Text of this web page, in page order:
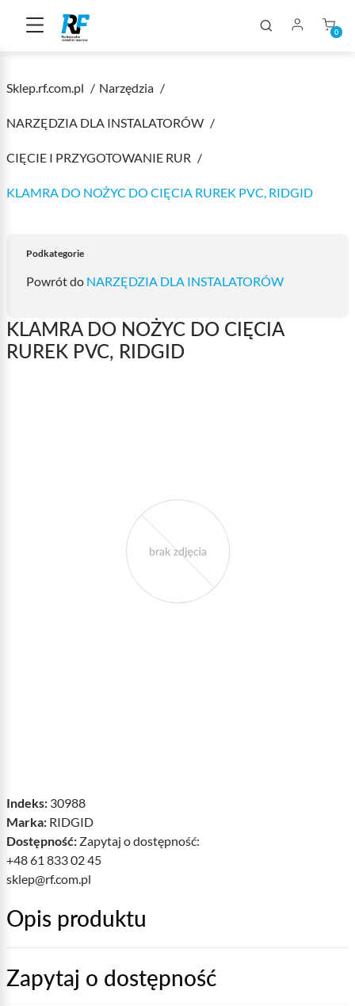
0
Sklep.rf.com.pl Narzędzia
NARZĘDZIA DLA INSTALATORÓW
CIĘCIE I PRZYGOTOWANIE RUR
KLAMRA DO NOŻYC DO CIĘCIA RUREK PVC, RIDGID
Podkategorie
Powrót do NARZĘDZIA DLA INSTALATORÓW
KLAMRA DO NOŻYC DO CIĘCIA
RUREK PVC, RIDGID
Indeks: 30988
Marka: RIDGID
Dostępność: Zapytaj o dostępność:
+48 61 833 02 45
sklep@rf.com.pl
Opis produktu
Zapytaj o dostępność